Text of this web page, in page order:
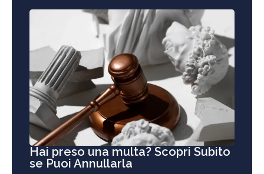
Hai preso una multa? Scopri Subito
se Puoi Annullarla